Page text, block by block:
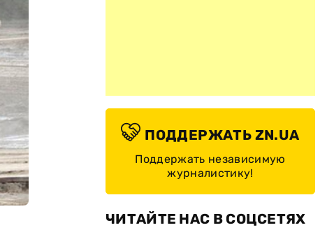
ПОДДЕРЖАТЬ ZN.UA
Поддержать независимую
журналистику!
ЧИТАЙТЕ НАС В СОЦСЕТЯХ